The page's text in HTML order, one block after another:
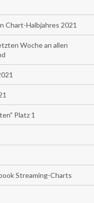
Chart-Halbjahres 2021
Woche an allen
Platz 1
Streaming-Charts